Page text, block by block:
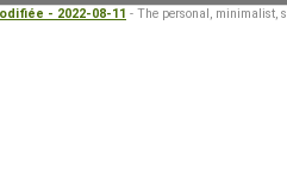
- 2022-08-11 - The personal, minimalist,